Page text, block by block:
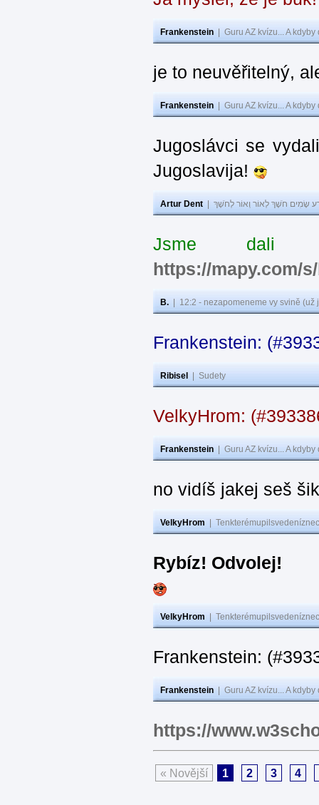
Frankenstein Guru AZ kvízu... A
je to neuvěřitelný,
Frankenstein Guru AZ kvízu... A
Jugoslávci se
Jugoslavija!
Artur Dent שָׂמִים חֹשֶׁךְ לְאוֹר וְאוֹר לְחֹשֶׁךְ
Jsme dali
https://mapy.com/
B. 12:2 - nezapomeneme vy svině
Frankenstein:
Ribisel Sudety
VelkyHrom:
Frankenstein Guru AZ kvízu... A
no vidíš jakej seš
VelkyHrom
Rybíz! Odvolej!
VelkyHrom
Frankenstein:
Frankenstein Guru AZ kvízu... A
https://
« Novější 1 2 3 4